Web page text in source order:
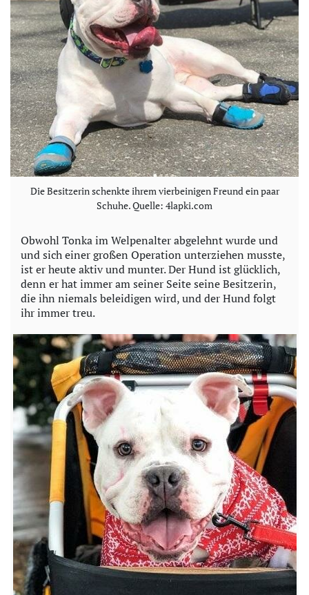
Die Besitzerin schenkte ihrem vierbeinigen Freund ein paar
Schuhe. Quelle: 4lapki.com
Obwohl Tonka im Welpenalter abgelehnt wurde und
und sich einer großen Operation unterziehen musste,
ist er heute aktiv und munter. Der Hund ist glücklich,
denn er hat immer am seiner Seite seine Besitzerin,
die ihn niemals beleidigen wird, und der Hund folgt
ihr immer treu.